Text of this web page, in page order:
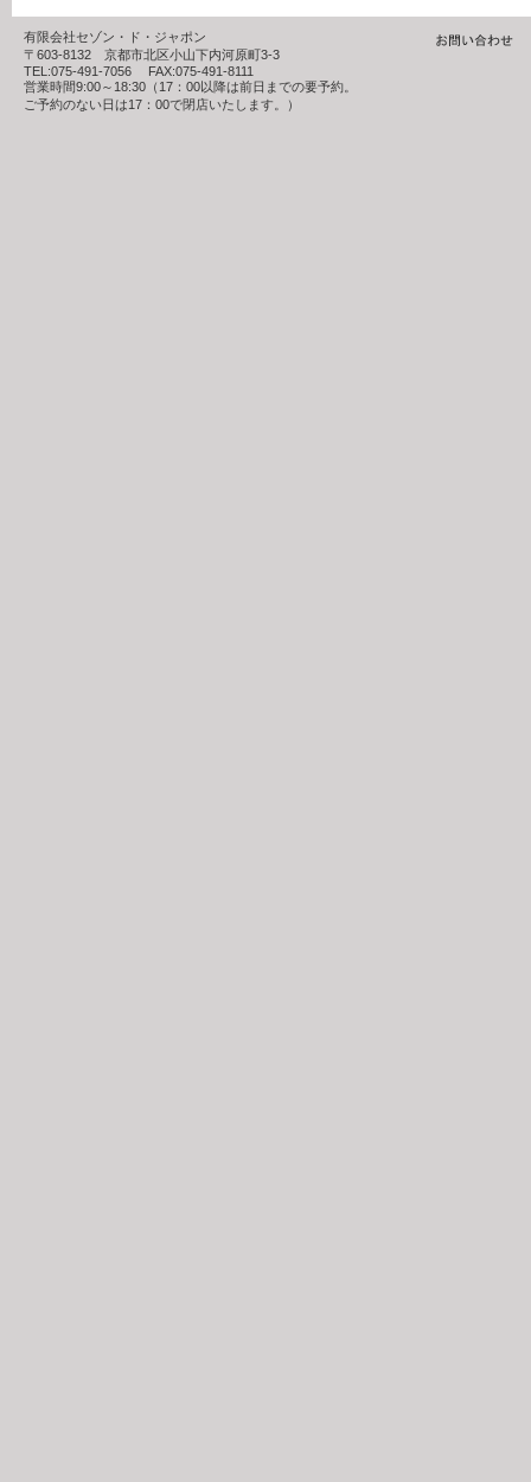
有限会社セゾン・ド・ジャポン
〒603-8132 京都市北区小山下内河原町3-3
TEL:075-491-7056 FAX:075-491-8111
営業時間9:00～18:30（17：00以降は前日までの要予約。
ご予約のない日は17：00で閉店いたします。）